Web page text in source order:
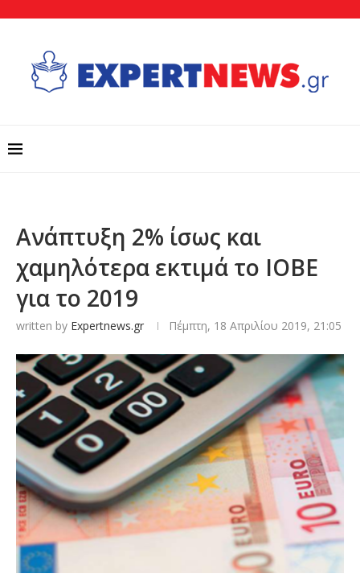
Ανάπτυξη 2% ίσως και
χαμηλότερα εκτιμά το ΙΟΒΕ
για το 2019
written by Expertnews.gr Πέμπτη, 18 Απριλίου 2019, 21:05